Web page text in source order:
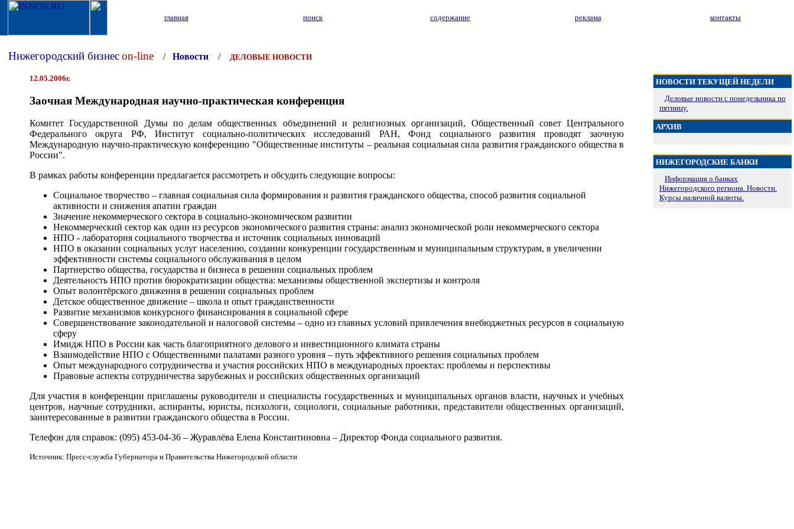
главная поиск содержание реклама контакты
Нижегородский бизнесon-line / Новости / ДЕЛОВЫЕ НОВОСТИ
12.05.2006г.
Заочная Международная научно-практическая конференция
Комитет Государственной Думы по делам общественных объединений и религиозных организаций, Общественный совет Центрального
Федерального округа РФ, Институт социально-политических исследований РАН, Фонд социального развития проводят заочную
Международную научно-практическую конференцию "Общественные институты – реальная социальная сила развития гражданского общества в
России".
В рамках работы конференции предлагается рассмотреть и обсудить следующие вопросы:
Социальное творчество – главная социальная сила формирования и развития гражданского общества, способ развития социальной
активности и снижения апатии граждан
Значение некоммерческого сектора в социально-экономическом развитии
Некоммерческий сектор как один из ресурсов экономического развития страны: анализ экономической роли некоммерческого сектора
НПО - лаборатория социального творчества и источник социальных инноваций
НПО в оказании социальных услуг населению, создании конкуренции государственным и муниципальным структурам, в увеличении
эффективности системы социального обслуживания в целом
Партнерство общества, государства и бизнеса в решении социальных проблем
Деятельность НПО против бюрократизации общества: механизмы общественной экспертизы и контроля
Опыт волонтёрского движения в решении социальных проблем
Детское общественное движение – школа и опыт гражданственности
Развитие механизмов конкурсного финансирования в социальной сфере
Совершенствование законодательной и налоговой системы – одно из главных условий привлечения внебюджетных ресурсов в социальную
сферу
Имидж НПО в России как часть благоприятного делового и инвестиционного климата страны
Взаимодействие НПО с Общественными палатами разного уровня – путь эффективного решения социальных проблем
Опыт международного сотрудничества и участия российских НПО в международных проектах: проблемы и перспективы
Правовые аспекты сотрудничества зарубежных и российских общественных организаций
Для участия в конференции приглашены руководители и специалисты государственных и муниципальных органов власти, научных и учебных
центров, научные сотрудники, аспиранты, юристы, психологи, социологи, социальные работники, представители общественных организаций,
заинтересованные в развитии гражданского общества в России.
Телефон для справок: (095) 453-04-36 – Журавлёва Елена Константиновна – Директор Фонда социального развития.
Источник: Пресс-служба Губернатора и Правительства Нижегородской области
НОВОСТИ ТЕКУЩЕЙ НЕДЕЛИ
Деловые новости с понедельника по
пятницу.
АРХИВ
НИЖЕГОРОДСКИЕ БАНКИ
Информация о банках
Нижегородского региона. Новости.
Курсы наличной валюты.